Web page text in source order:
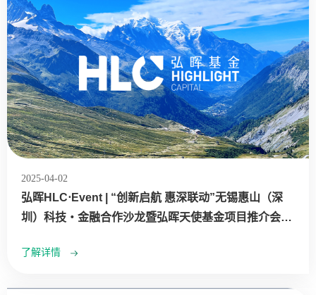
2025-04-02
弘晖HLC⋅Event | “创新启航 惠深联动”无锡惠山（深
圳）科技・金融合作沙龙暨弘晖天使基金项目推介会圆
了解详情